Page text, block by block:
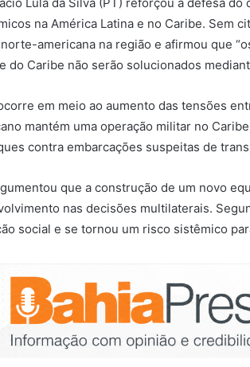
na América Latina e no Caribe. Sem
americana na região e afirmou que
do Caribe não serão solucionados
em meio ao aumento das tensões
mantém uma operação militar no
contra embarcações suspeitas de
que a construção de um novo
nas decisões multilaterais.
social e se tornou um risco sistêmico